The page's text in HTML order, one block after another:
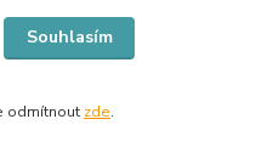
Souhlasím
odmítnout zde.